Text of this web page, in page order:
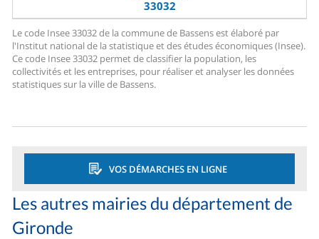
33032
Le code Insee 33032 de la commune de Bassens est élaboré par
l'Institut national de la statistique et des études économiques (Insee).
Ce code Insee 33032 permet de classifier la population, les
collectivités et les entreprises, pour réaliser et analyser les données
statistiques sur la ville de Bassens.
VOS DÉMARCHES EN LIGNE
Les autres mairies du département de
Gironde